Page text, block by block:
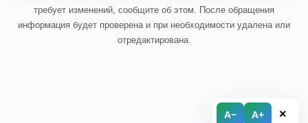
A− A+ ×
требует изменений, сообщите об этом. После обращения
информация будет проверена и при необходимости удалена или
отредактирована.